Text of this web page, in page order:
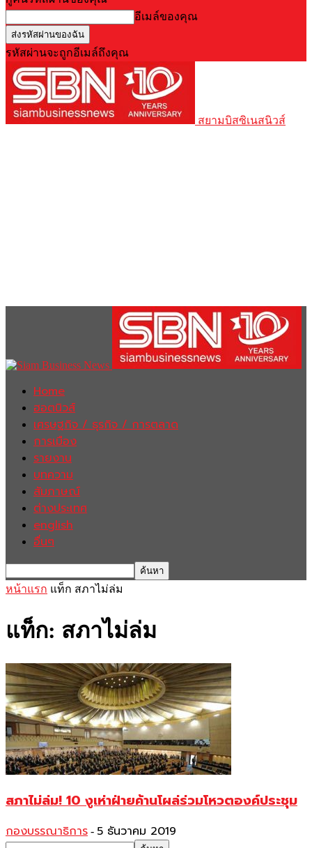
อีเมล์ของคุณ
รหัสผ่านจะถูกอีเมล์ถึงคุณ
สยามบิสซิเนสนิวส์
Home
ฮอตนิวส์
เศรษฐกิจ / ธุรกิจ / การตลาด
การเมือง
รายงาน
บทความ
สัมภาษณ์
ต่างประเทศ
english
อื่นๆ
หน้าแรก แท็ก สภาไม่ล่ม
แท็ก: สภาไม่ล่ม
สภาไม่ล่ม! 10 งูเห่าฝ่ายค้านโผล่ร่วมโหวตองค์ประชุม
กองบรรณาธิการ - 5 ธันวาคม 2019